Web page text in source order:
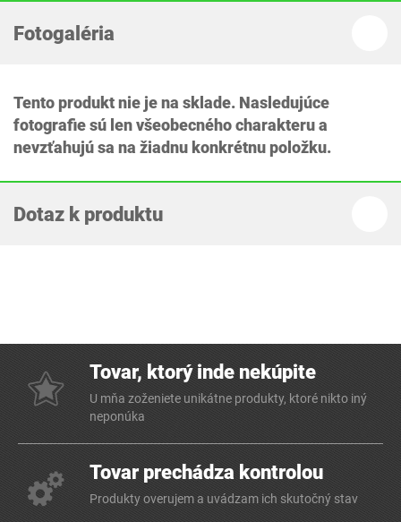
Fotogaléria
Tento produkt nie je na sklade. Nasledujúce
fotografie sú len všeobecného charakteru a
nevzťahujú sa na žiadnu konkrétnu položku.
Dotaz k produktu
Tovar, ktorý inde nekúpite
U mňa zoženiete unikátne produkty, ktoré nikto iný
neponúka
Tovar prechádza kontrolou
Produkty overujem a uvádzam ich skutočný stav